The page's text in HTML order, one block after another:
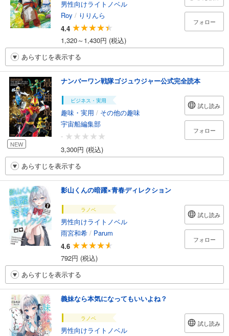
男性向けライトノベル
Roy / りりんら
4.4
1,320～1,430円 (税込)
フォロー
あらすじを表示する
NEW
ナンバーワン戦隊ゴジュウジャー公式完全読本
ビジネス・実用
趣味・実用 / その他の趣味
宇宙船編集部
-
3,300円 (税込)
試し読み
フォロー
あらすじを表示する
影山くんの暗躍×青春ディレクション
ラノベ
男性向けライトノベル
雨宮和希 / Parum
4.6
792円 (税込)
試し読み
フォロー
あらすじを表示する
義妹なら本気になってもいいよね？
ラノベ
男性向けライトノベル
試し読み